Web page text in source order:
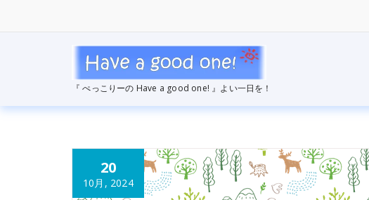
キ
『 ぺっこりーの Have a good one! 』よい一日を！
20
10月, 2024